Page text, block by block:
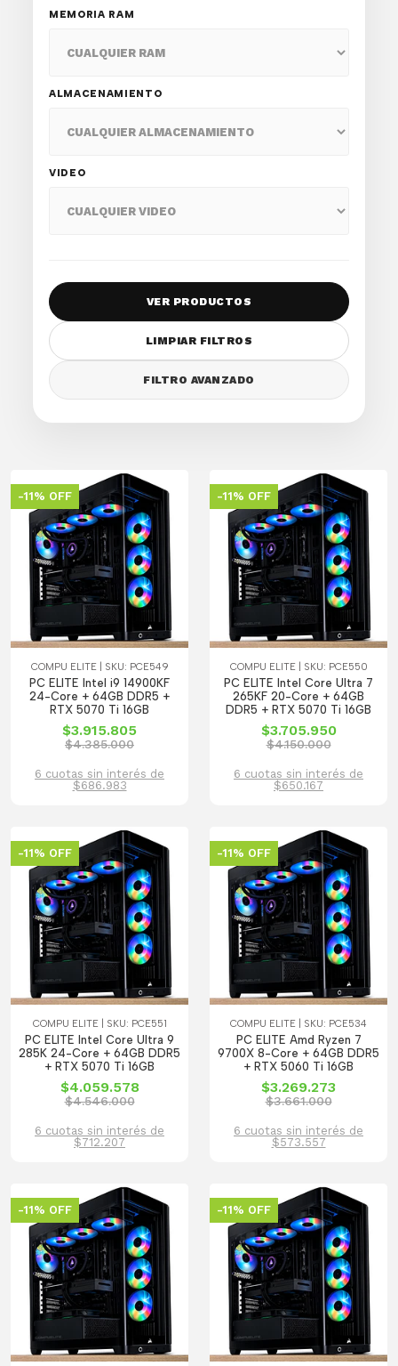
MEMORIA RAM
ALMACENAMIENTO
VIDEO
VER PRODUCTOS
LIMPIAR FILTROS
FILTRO AVANZADO
-11% OFF
COMPU ELITE | SKU: PCE549
PC ELITE Intel i9 14900KF
24-Core + 64GB DDR5 +
RTX 5070 Ti 16GB
$3.915.805
$4.385.000
6 cuotas sin interés de
$686.983
-11% OFF
COMPU ELITE | SKU: PCE550
PC ELITE Intel Core Ultra 7
265KF 20-Core + 64GB
DDR5 + RTX 5070 Ti 16GB
$3.705.950
$4.150.000
6 cuotas sin interés de
$650.167
-11% OFF
COMPU ELITE | SKU: PCE551
PC ELITE Intel Core Ultra 9
285K 24-Core + 64GB DDR5
+ RTX 5070 Ti 16GB
$4.059.578
$4.546.000
6 cuotas sin interés de
$712.207
-11% OFF
COMPU ELITE | SKU: PCE534
PC ELITE Amd Ryzen 7
9700X 8-Core + 64GB DDR5
+ RTX 5060 Ti 16GB
$3.269.273
$3.661.000
6 cuotas sin interés de
$573.557
-11% OFF -11% OFF